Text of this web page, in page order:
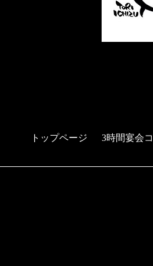
トップページ 3時間宴会